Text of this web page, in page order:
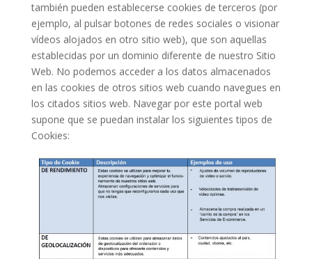
también pueden establecerse cookies de terceros (por
ejemplo, al pulsar botones de redes sociales o visionar
vídeos alojados en otro sitio web), que son aquellas
establecidas por un dominio diferente de nuestro Sitio
Web. No podemos acceder a los datos almacenados
en las cookies de otros sitios web cuando navegues en
los citados sitios web. Navegar por este portal web
supone que se puedan instalar los siguientes tipos de
Cookies: